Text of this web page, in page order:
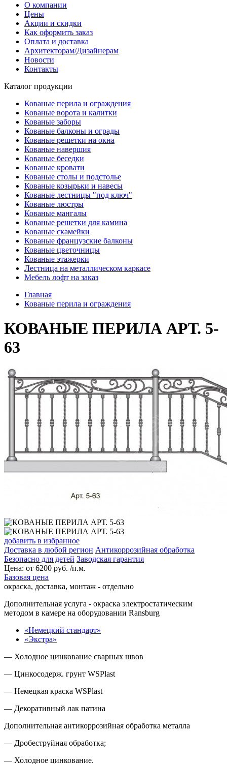
О компании
Цены
Акции и скидки
Как оформить заказ
Оплата и доставка
Архитекторам/Дизайнерам
Новости
Контакты
Каталог продукции
Кованые перила и ограждения
Кованые ворота и калитки
Кованые заборы
Кованые балконы и ограды
Кованые решетки на окна
Кованые навершия
Кованые беседки
Кованые кровати
Кованые столы и подстолье
Кованые козырьки и навесы
Кованые лестницы "под ключ"
Кованые люстры
Кованые мангалы
Кованые решетки для камина
Кованые скамейки
Кованые французские балконы
Кованые цветочницы
Кованые этажерки
Лестница на металлическом каркасе
Мебель лофт на заказ
Главная
Кованые перила и ограждения
КОВАНЫЕ ПЕРИЛА АРТ. 5-
63
добавить в избранное
Доставка в любой регион Антикоррозийная обработка
Безопасно для детей Заводская гарантия
Цена: от 6200 руб. /п.м.
Базовая цена
окраска, доставка, монтаж - отдельно
Дополнительная услуга - окраска электростатическим
методом в камере на оборудовании Ransburg
«Немецкий стандарт»
«Экстра»
— Холодное цинкование сварных швов
— Цинкосодерж. грунт WSPlast
— Немецкая краска WSPlast
— Декоративный лак патина
Дополнительная антикоррозийная обработка металла
— Дробеструйная обработка;
— Холодное цинкование.